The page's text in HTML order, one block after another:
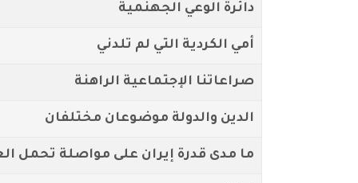
دائرة الوعي الجهنمية
أمي الكردية التي لم تلدني
صراعاتنا الإجتماعية الراهنة
الدين والدولة موضوعان مختلفان
ما مدى قدرة إيران على مواصلة تحمل